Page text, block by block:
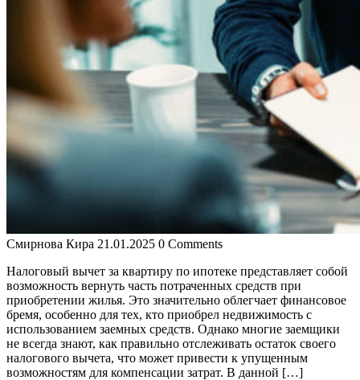
Смирнова Кира 21.01.2025 0 Comments
Налоговый вычет за квартиру по ипотеке представляет собой
возможность вернуть часть потраченных средств при
приобретении жилья. Это значительно облегчает финансовое
бремя, особенно для тех, кто приобрел недвижимость с
использованием заемных средств. Однако многие заемщики
не всегда знают, как правильно отслеживать остаток своего
налогового вычета, что может привести к упущенным
возможностям для компенсации затрат. В данной […]